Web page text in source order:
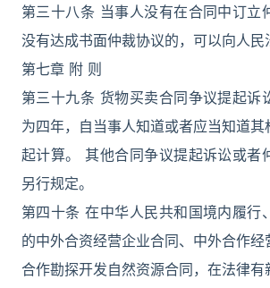
第三十八条 当事人没有在合同中订立
没有达成书面仲裁协议的，可以向人民
第七章 附 则
第三十九条 货物买卖合同争议提起诉
为四年，自当事人知道或者应当知道其
起计算。 其他合同争议提起诉讼或者
另行规定。
第四十条 在中华人民共和国境内履行
的中外合资经营企业合同、中外合作
合作勘探开发自然资源合同，在法律有